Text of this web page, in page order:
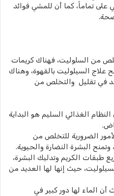
تماماً، كما أن للمشي فوائد
من السلوليت، فهناك كريمات
علاج السيلوليت بالقهوة، وهناك
في تقليل والتخلص من
الغذائي السليم هو البداية
الضرورية للتخلص من
البشرة النضارة والحيوية.
طبقات الكريم وتدليك البشرة،
حيث إنها لها العديد من
الماء لها دور كبير في